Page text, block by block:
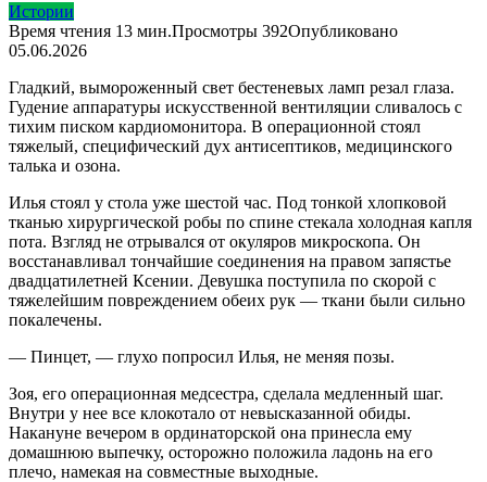
Истории
Время чтения 13 мин.Просмотры 392Опубликовано
05.06.2026
Гладкий, вымороженный свет бестеневых ламп резал глаза.
Гудение аппаратуры искусственной вентиляции сливалось с
тихим писком кардиомонитора. В операционной стоял
тяжелый, специфический дух антисептиков, медицинского
талька и озона.
Илья стоял у стола уже шестой час. Под тонкой хлопковой
тканью хирургической робы по спине стекала холодная капля
пота. Взгляд не отрывался от окуляров микроскопа. Он
восстанавливал тончайшие соединения на правом запястье
двадцатилетней Ксении. Девушка поступила по скорой с
тяжелейшим повреждением обеих рук — ткани были сильно
покалечены.
— Пинцет, — глухо попросил Илья, не меняя позы.
Зоя, его операционная медсестра, сделала медленный шаг.
Внутри у нее все клокотало от невысказанной обиды.
Накануне вечером в ординаторской она принесла ему
домашнюю выпечку, осторожно положила ладонь на его
плечо, намекая на совместные выходные.